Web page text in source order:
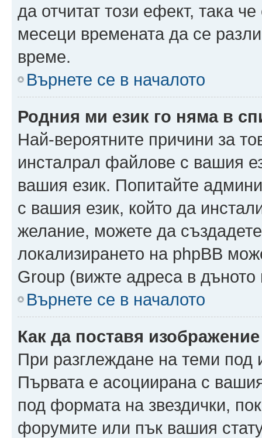
да отчитат този ефект, така
месеци времената да се
време.
Върнете се в началото
Родния ми език го няма в
Най-вероятните причини за
инсталрал файлове с вашия
вашия език. Попитайте
с вашия език, който да
желание, можете да
локализирането на phpBB
Group (вижте адреса в дъното
Върнете се в началото
Как да поставя
При разглеждане на теми под
Първата е асоциирана с
под формата на звездички,
форумите или пък вашия